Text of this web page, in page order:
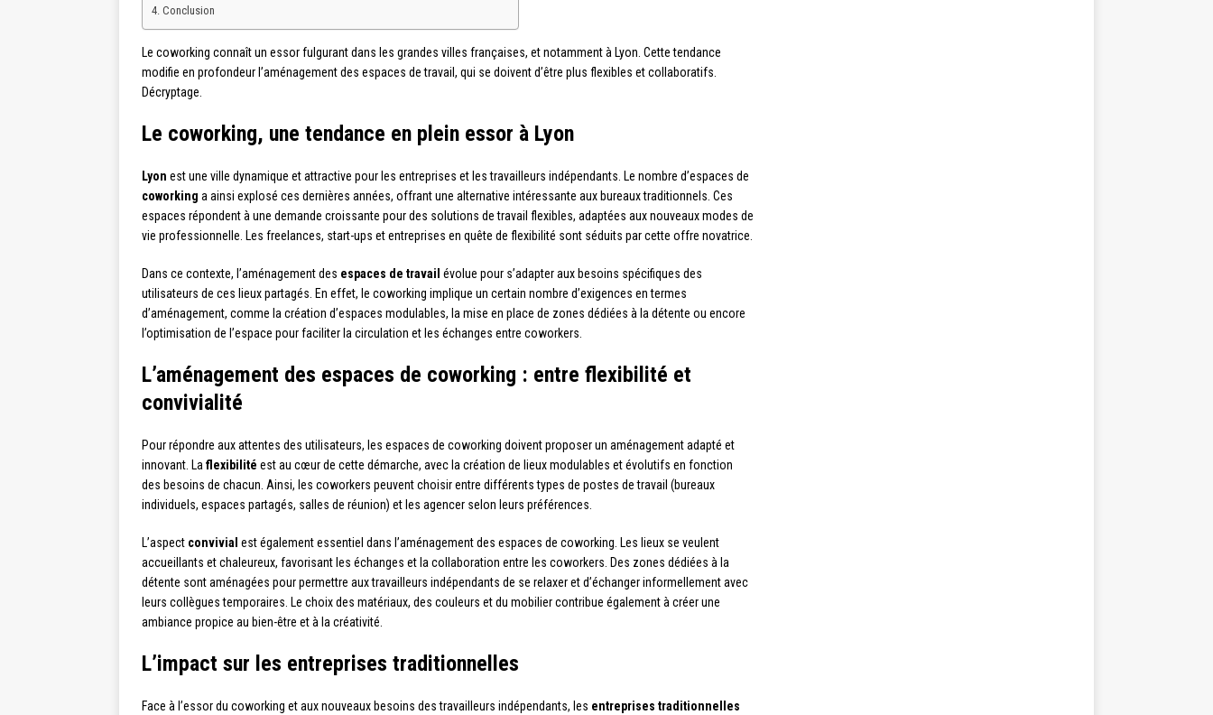
Conclusion
Le coworking connaît un essor fulgurant dans les grandes villes françaises, et notamment à Lyon. Cette tendance
modifie en profondeur l’aménagement des espaces de travail, qui se doivent d’être plus flexibles et collaboratifs.
Décryptage.
Le coworking, une tendance en plein essor à Lyon
Lyon est une ville dynamique et attractive pour les entreprises et les travailleurs indépendants. Le nombre d’espaces de
coworking a ainsi explosé ces dernières années, offrant une alternative intéressante aux bureaux traditionnels. Ces
espaces répondent à une demande croissante pour des solutions de travail flexibles, adaptées aux nouveaux modes de
vie professionnelle. Les freelances, start-ups et entreprises en quête de flexibilité sont séduits par cette offre novatrice.
Dans ce contexte, l’aménagement des espaces de travail évolue pour s’adapter aux besoins spécifiques des
utilisateurs de ces lieux partagés. En effet, le coworking implique un certain nombre d’exigences en termes
d’aménagement, comme la création d’espaces modulables, la mise en place de zones dédiées à la détente ou encore
l’optimisation de l’espace pour faciliter la circulation et les échanges entre coworkers.
L’aménagement des espaces de coworking : entre flexibilité et
convivialité
Pour répondre aux attentes des utilisateurs, les espaces de coworking doivent proposer un aménagement adapté et
innovant. La flexibilité est au cœur de cette démarche, avec la création de lieux modulables et évolutifs en fonction
des besoins de chacun. Ainsi, les coworkers peuvent choisir entre différents types de postes de travail (bureaux
individuels, espaces partagés, salles de réunion) et les agencer selon leurs préférences.
L’aspect convivial est également essentiel dans l’aménagement des espaces de coworking. Les lieux se veulent
accueillants et chaleureux, favorisant les échanges et la collaboration entre les coworkers. Des zones dédiées à la
détente sont aménagées pour permettre aux travailleurs indépendants de se relaxer et d’échanger informellement avec
leurs collègues temporaires. Le choix des matériaux, des couleurs et du mobilier contribue également à créer une
ambiance propice au bien-être et à la créativité.
L’impact sur les entreprises traditionnelles
Face à l’essor du coworking et aux nouveaux besoins des travailleurs indépendants, les entreprises traditionnelles